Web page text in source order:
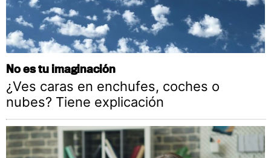
No es tu imaginación
¿Ves caras en enchufes, coches o
nubes? Tiene explicación